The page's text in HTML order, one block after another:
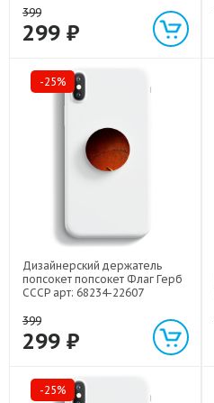
399
299 ₽
-25%
Дизайнерский держатель
попсокет попсокет Флаг Герб
СССР арт: 68234-22607
399
299 ₽
-25%